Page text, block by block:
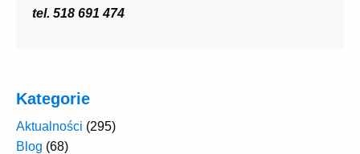
tel. 518 691 474
Kategorie
Aktualności (295)
Blog (68)